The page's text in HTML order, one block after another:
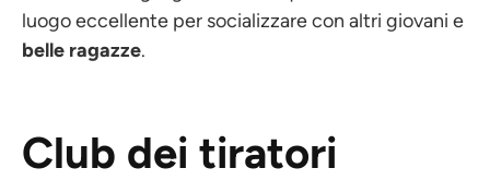
luogo eccellente per socializzare con altri giovani e
belle ragazze.
Club dei tiratori